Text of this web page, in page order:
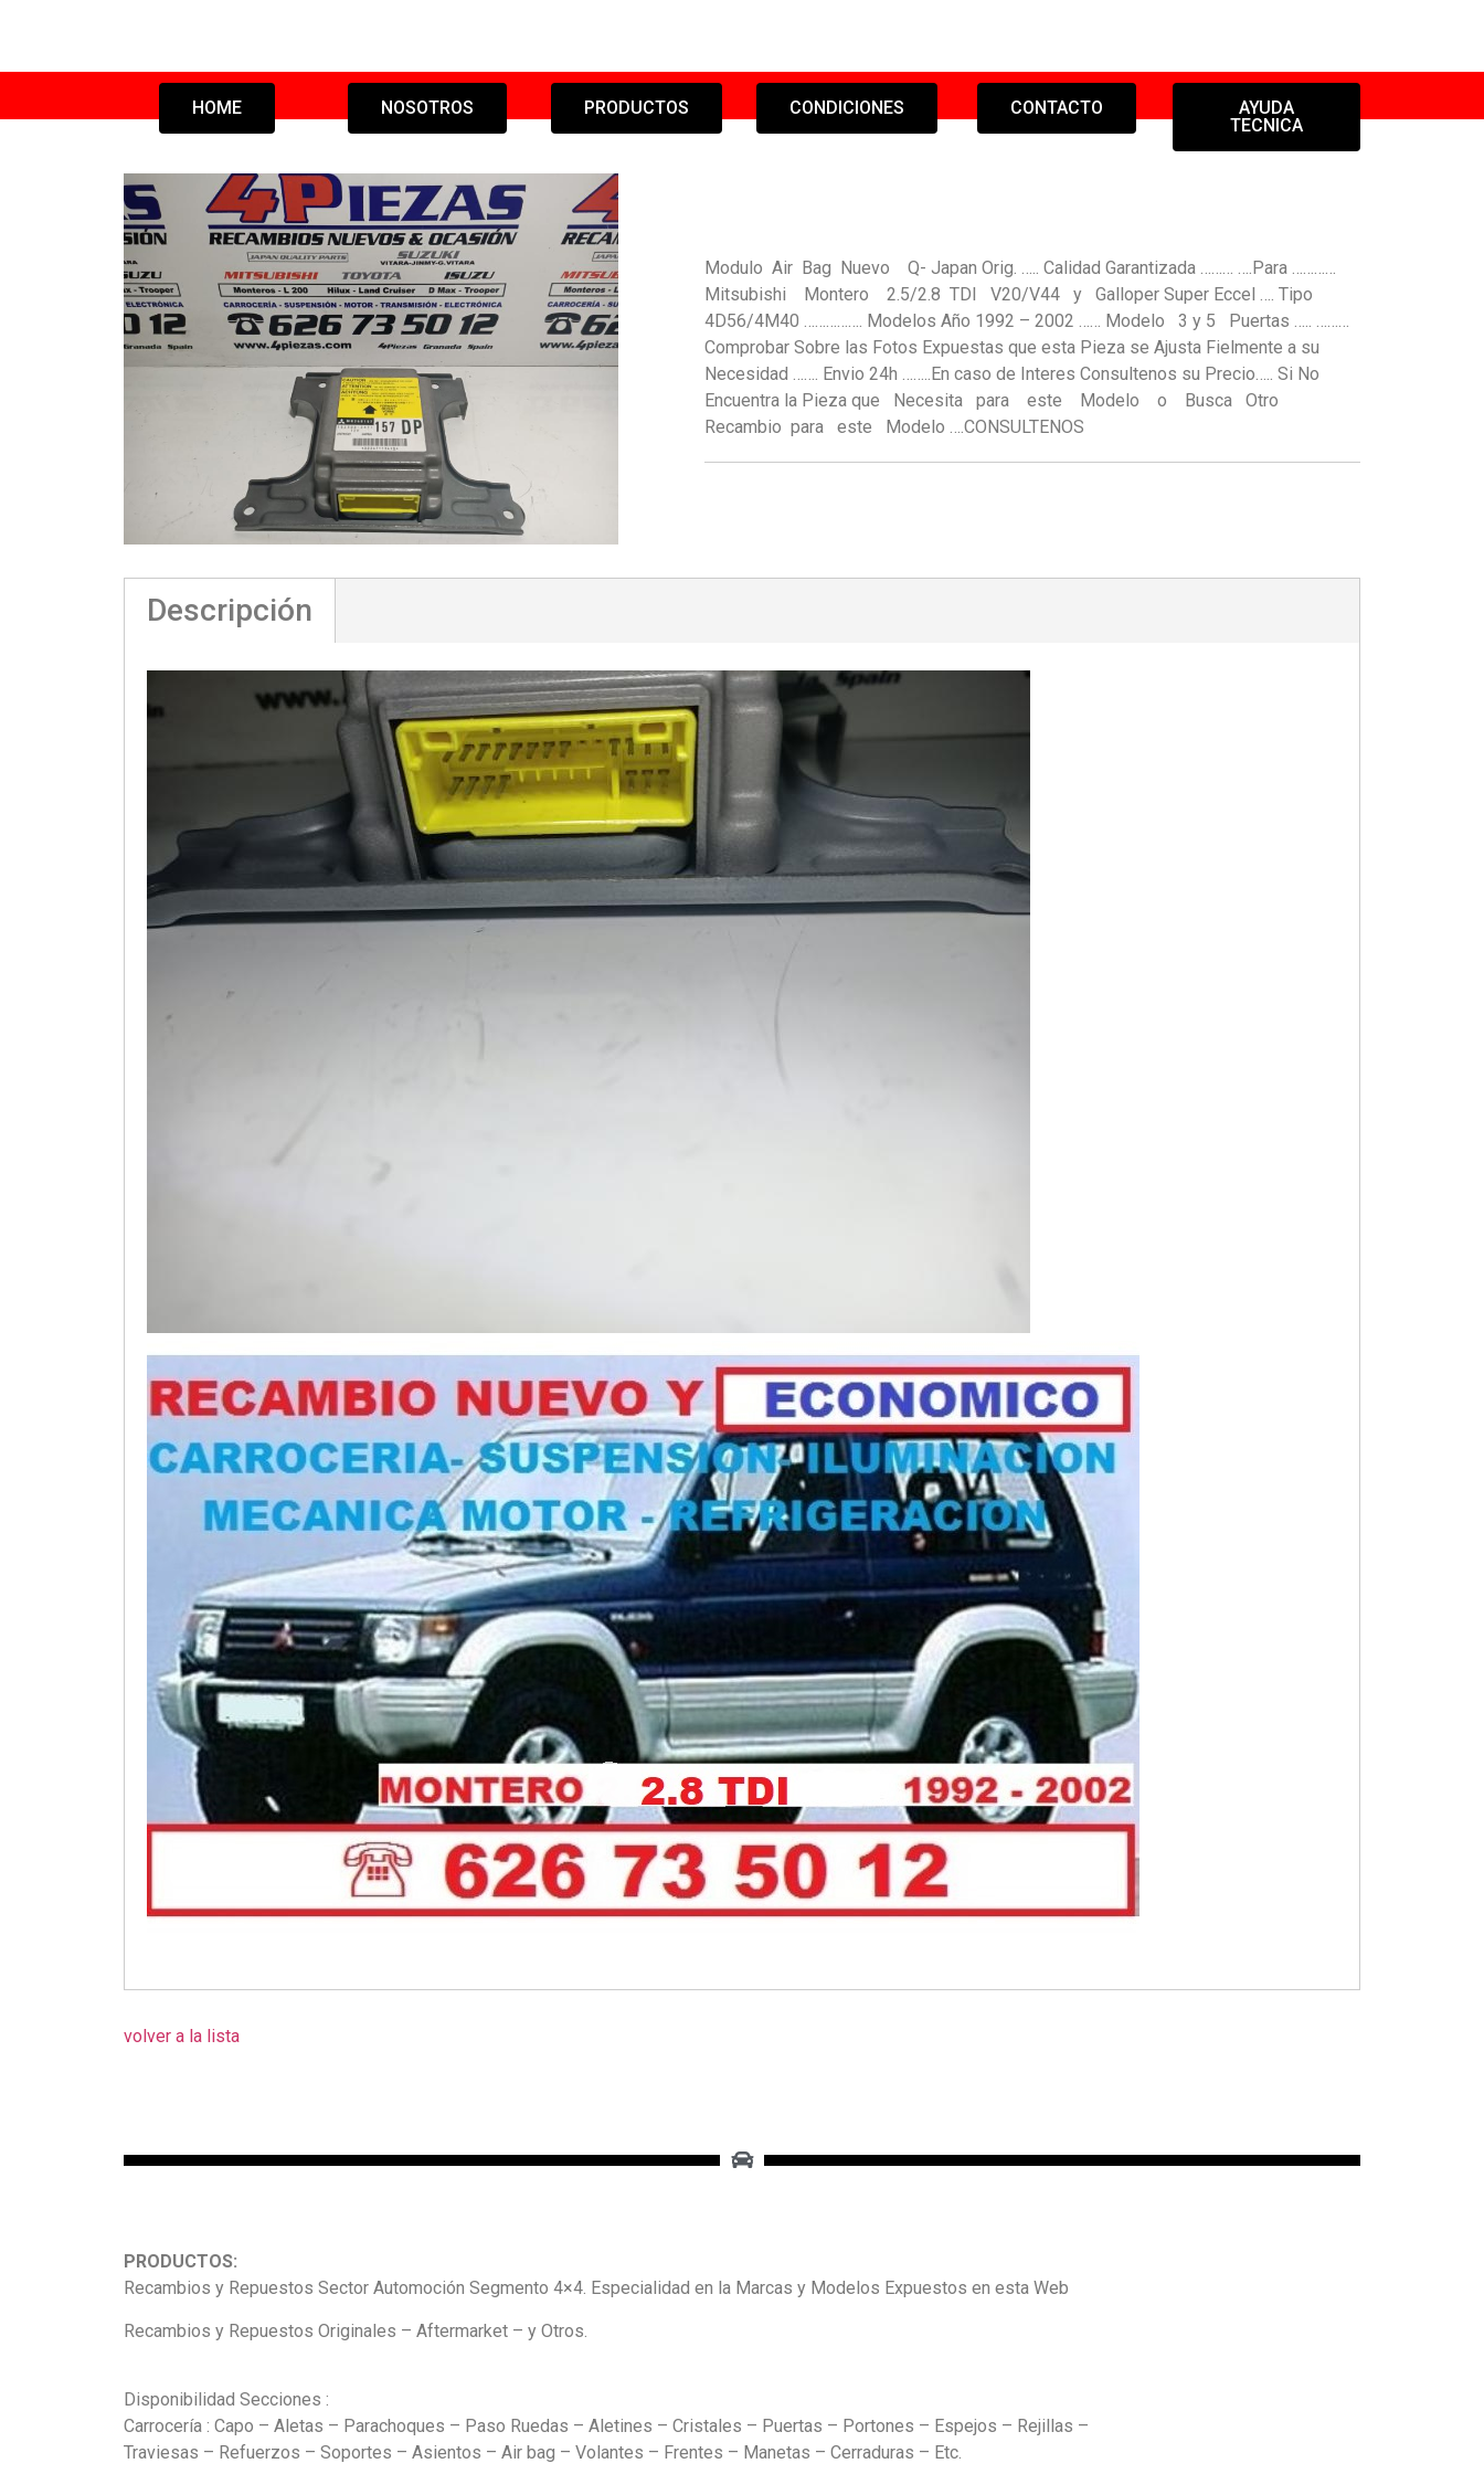
HOME NOSOTROS PRODUCTOS CONDICIONES CONTACTO
AYUDA
TECNICA
Modulo Air Bag Nuevo Q- Japan Orig. ….. Calidad Garantizada ……… ….Para …………
Mitsubishi Montero 2.5/2.8 TDI V20/V44 y Galloper Super Eccel …. Tipo
4D56/4M40 ……………. Modelos Año 1992 – 2002 …… Modelo 3 y 5 Puertas ….. ………
Comprobar Sobre las Fotos Expuestas que esta Pieza se Ajusta Fielmente a su
Necesidad ……. Envio 24h ……..En caso de Interes Consultenos su Precio….. Si No
Encuentra la Pieza que Necesita para este Modelo o Busca Otro
Recambio para este Modelo ….CONSULTENOS
Descripción
volver a la lista
PRODUCTOS:
Recambios y Repuestos Sector Automoción Segmento 4×4. Especialidad en la Marcas y Modelos Expuestos en esta Web
Recambios y Repuestos Originales – Aftermarket – y Otros.
Disponibilidad Secciones :
Carrocería : Capo – Aletas – Parachoques – Paso Ruedas – Aletines – Cristales – Puertas – Portones – Espejos – Rejillas –
Traviesas – Refuerzos – Soportes – Asientos – Air bag – Volantes – Frentes – Manetas – Cerraduras – Etc.